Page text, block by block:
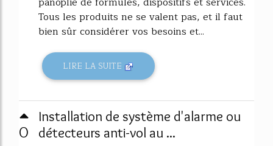
Tous les produits ne se valent pas, et il faut
bien sûr considérer vos besoins et...
LIRE LA SUITE
0
Installation de système d'alarme ou
détecteurs anti-vol au ...